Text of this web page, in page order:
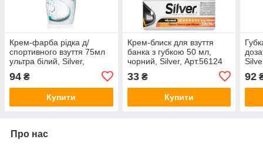
Крем-фарба рідка д/
спортивного взуття 75мл
ультра білий, Silver,
94 ₴
Купити
Крем-блиск для взуття
банка з губкою 50 мл,
чорний, Silver, Арт.56124
33₴
Купити
92
Про нас